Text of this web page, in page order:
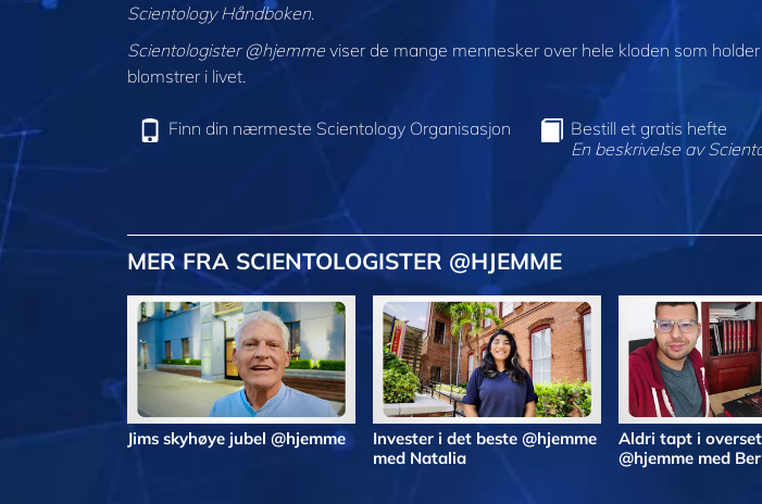
Scientology Håndboken.
Scientologister @hjemmeviser de mange mennesker over hele kloden som
blomstrer i livet.
Finn din nærmeste Scientology Organisasjon
Bestill et gratis hefte
En beskrivelse av
MER FRA SCIENTOLOGISTER @HJEMME
Jims skyhøye jubel @hjemme
Invester i det beste @hjemme
med Natalia
Aldri tapt i
@hjemme med